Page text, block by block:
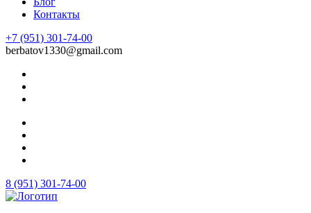
Контакты
+7 (951) 301-74-00
berbatov1330@gmail.com
8 (951) 301-74-00